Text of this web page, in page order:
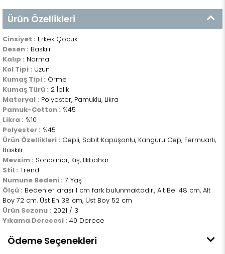
Ürün Özellikleri
Cinsiyet : Erkek Çocuk
Desen : Baskılı
Kalıp : Normal
Kol Tipi : Uzun
Kumaş Tipi : Örme
Kumaş Türü : 2 İplik
Materyal : Polyester, Pamuklu, Likra
Pamuk-Cotton : %45
Likra : %10
Polyester : %45
Ürün Özellikleri : Cepli, Sabit Kapüşonlu, Kanguru Cep, Fermuarlı,
Baskılı
Mevsim : Sonbahar, Kış, İlkbahar
Stil : Trend
Numune Bedeni : 7 Yaş
Ölçü : Bedenler arası 1 cm fark bulunmaktadır., Alt Bel 48 cm, Alt
Boy 72 cm, Üst En 38 cm, Üst Boy 52 cm
Ürün Sezonu : 2021 / 3
Yıkama Derecesi : 40 Derece
Ödeme Seçenekleri